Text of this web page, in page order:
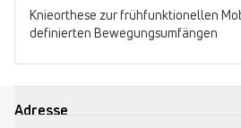
Knieorthese zur frühfunktionellen
definierten Bewegungsumfängen
Adresse